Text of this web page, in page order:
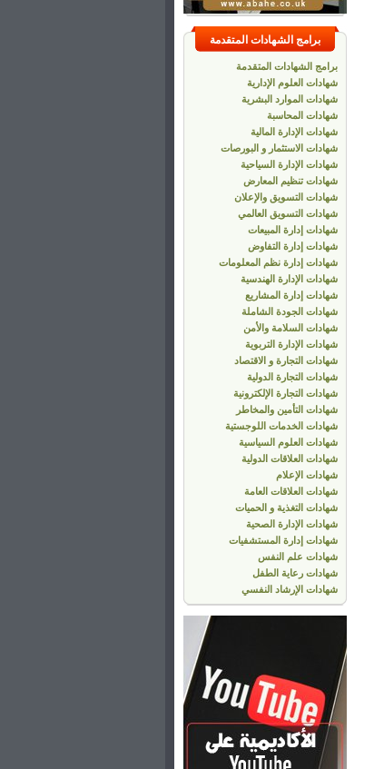
برامج الشهادات المتقدمة
برامج الشهادات المتقدمة
شهادات العلوم الإدارية
شهادات الموارد البشرية
شهادات المحاسبة
شهادات الإدارة المالية
شهادات الاستثمار و البورصات
شهادات الإدارة السياحية
شهادات تنظيم المعارض
شهادات التسويق والإعلان
شهادات التسويق العالمي
شهادات إدارة المبيعات
شهادات إدارة التفاوض
شهادات إدارة نظم المعلومات
شهادات الإدارة الهندسية
شهادات إدارة المشاريع
شهادات الجودة الشاملة
شهادات السلامة والأمن
شهادات الإدارة التربوية
شهادات التجارة و الاقتصاد
شهادات التجارة الدولية
شهادات التجارة الإلكترونية
شهادات التأمين والمخاطر
شهادات الخدمات اللوجستية
شهادات العلوم السياسية
شهادات العلاقات الدولية
شهادات الإعلام
شهادات العلاقات العامة
شهادات التغذية و الحميات
شهادات الإدارة الصحية
شهادات إدارة المستشفيات
شهادات علم النفس
شهادات رعاية الطفل
شهادات الإرشاد النفسي